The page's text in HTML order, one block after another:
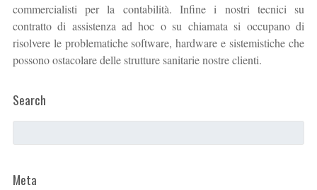
commercialisti per la contabilità. Infine i nostri tecnici su
contratto di assistenza ad hoc o su chiamata si occupano di
risolvere le problematiche software, hardware e sistemistiche che
possono ostacolare delle strutture sanitarie nostre clienti.
Search
Meta